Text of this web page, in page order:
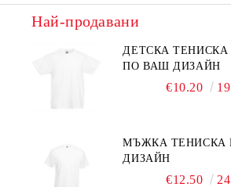
Най-продавани
ДЕТСКА ТЕНИСКА
ПО ВАШ ДИЗАЙН
€10.20
МЪЖКА ТЕНИСКА
ДИЗАЙН
€12.50